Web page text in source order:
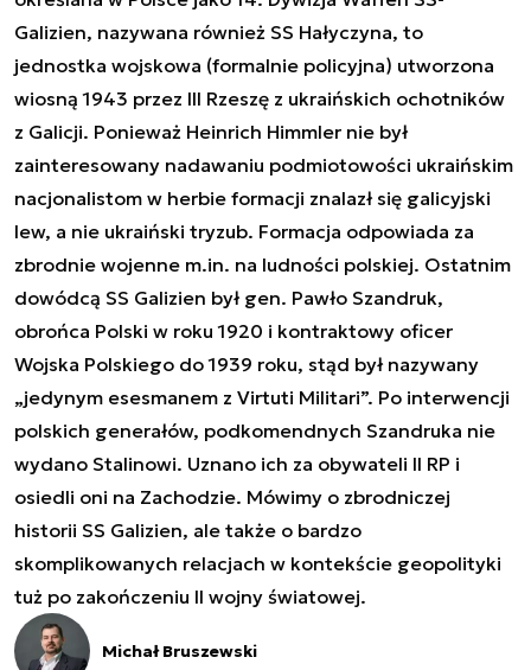
Galizien, nazywana również SS Hałyczyna, to
jednostka wojskowa (formalnie policyjna) utworzona
wiosną 1943 przez III Rzeszę z ukraińskich ochotników
z Galicji. Ponieważ Heinrich Himmler nie był
zainteresowany nadawaniu podmiotowości ukraińskim
nacjonalistom w herbie formacji znalazł się galicyjski
lew, a nie ukraiński tryzub. Formacja odpowiada za
zbrodnie wojenne m.in. na ludności polskiej. Ostatnim
dowódcą SS Galizien był gen. Pawło Szandruk,
obrońca Polski w roku 1920 i kontraktowy oficer
Wojska Polskiego do 1939 roku, stąd był nazywany
„jedynym esesmanem z Virtuti Militari”. Po interwencji
polskich generałów, podkomendnych Szandruka nie
wydano Stalinowi. Uznano ich za obywateli II RP i
osiedli oni na Zachodzie. Mówimy o zbrodniczej
historii SS Galizien, ale także o bardzo
skomplikowanych relacjach w kontekście geopolityki
tuż po zakończeniu II wojny światowej.
Michał Bruszewski